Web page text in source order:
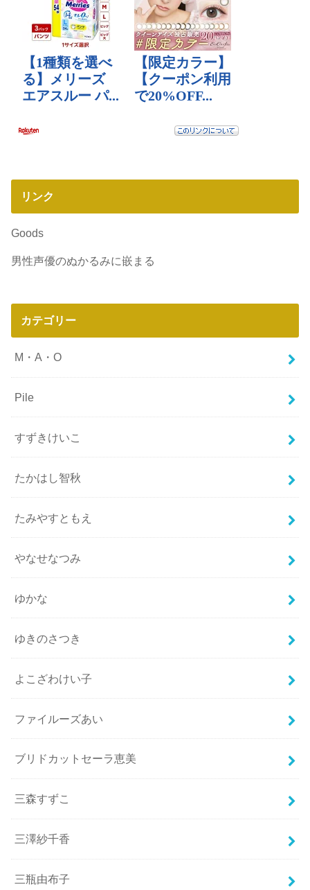
リンク
Goods
男性声優のぬかるみに嵌まる
カテゴリー
M・A・O
Pile
すずきけいこ
たかはし智秋
たみやすともえ
やなせなつみ
ゆかな
ゆきのさつき
よこざわけい子
ファイルーズあい
ブリドカットセーラ恵美
三森すずこ
三澤紗千香
三瓶由布子